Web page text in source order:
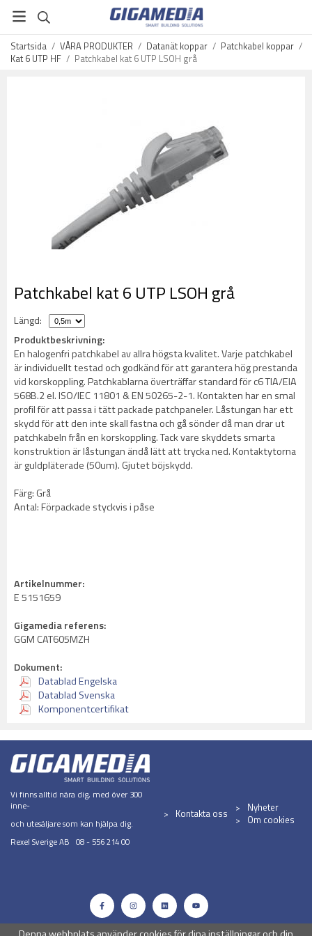
Startsida / VÅRA PRODUKTER / Datanät koppar / Patchkabel koppar /
Kat 6 UTP HF / Patchkabel kat 6 UTP LSOH grå
Patchkabel kat 6 UTP LSOH grå
Längd:
Produktbeskrivning:
En halogenfri patchkabel av allra högsta kvalitet. Varje patchkabel
är individuellt testad och godkänd för att garantera hög prestanda
vid korskoppling. Patchkablarna överträffar standard för c6 TIA/EIA
568B.2 el. ISO/IEC 11801 & EN 50265-2-1. Kontakten har en smal
profil för att passa i tätt packade patchpaneler. Låstungan har ett
skydd för att den inte skall fastna och gå sönder då man drar ut
patchkabeln från en korskoppling. Tack vare skyddets smarta
konstruktion är låstungan ändå lätt att trycka ned. Kontaktytorna
är guldpläterade (50um). Gjutet böjskydd.
Färg: Grå
Antal: Förpackade styckvis i påse
Artikelnummer:
E 5151659
Gigamedia referens:
GGM CAT605MZH
Dokument:
Datablad Engelska
Datablad Svenska
Komponentcertifikat
Vi finns alltid nära dig, med över 300
inne-
och utesäljare som kan hjälpa dig.
Rexel Sverige AB 08 - 556 214 00
Kontakta oss
Nyheter
Om cookies